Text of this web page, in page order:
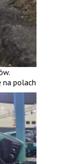
polach